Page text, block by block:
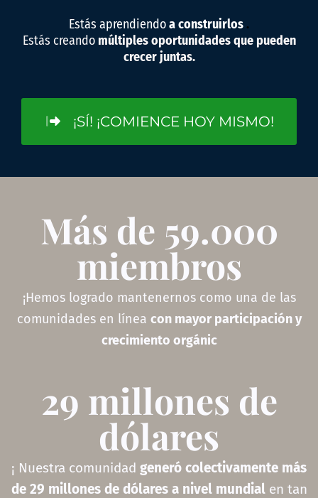
Estás aprendiendoa construirlos.
Estás creando múltiples oportunidades que pueden
crecer juntas.
¡SÍ! ¡COMIENCE HOY MISMO!
Más de 59.000
miembros
¡Hemos logrado mantenernos como una de las
comunidades en línea con mayor participación y
crecimiento orgánic
29 millones de
dólares
¡ Nuestra comunidad generó colectivamente más
de 29 millones de dólares a nivel mundialen tan